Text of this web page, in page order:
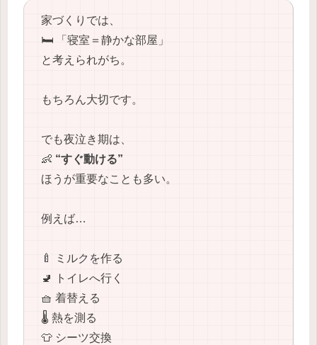
家づくりでは、
🛏️ 「寝室＝静かな部屋」
と考えられがち。
もちろん大切です。
でも夜泣き期は、
👶 “すぐ動ける”
ほうが重要なことも多い。
例えば…
🍼 ミルクを作る
🚽 トイレへ行く
🧺 着替える
🌡️ 熱を測る
👕 シーツ交換